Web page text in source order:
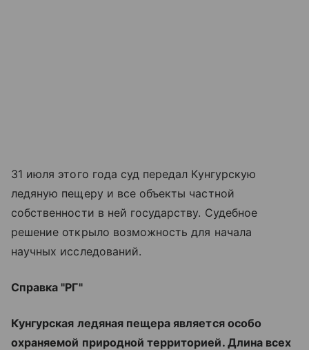
31 июля этого года суд передал Кунгурскую
ледяную пещеру и все объекты частной
собственности в ней государству. Судебное
решение открыло возможность для начала
научных исследований.
Справка "РГ"
Кунгурская ледяная пещера является особо
охраняемой природной территорией. Длина всех